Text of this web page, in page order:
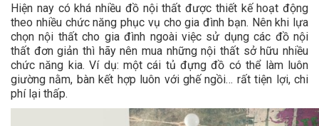
Hiện nay có khá nhiều đồ nội thất được thiết kế hoạt động
theo nhiều chức năng phục vụ cho gia đình bạn. Nên khi lựa
chọn nội thất cho gia đình ngoài việc sử dụng các đồ nội
thất đơn giản thì hãy nên mua những nội thất sở hữu nhiều
chức năng kia. Ví dụ: một cái tủ đựng đồ có thể làm luôn
giường nằm, bàn kết hợp luôn với ghế ngồi… rất tiện lợi, chi
phí lại thấp.